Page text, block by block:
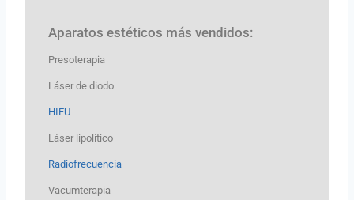
Aparatos estéticos más vendidos:
Presoterapia
Láser de diodo
HIFU
Láser lipolítico
Radiofrecuencia
Vacumterapia